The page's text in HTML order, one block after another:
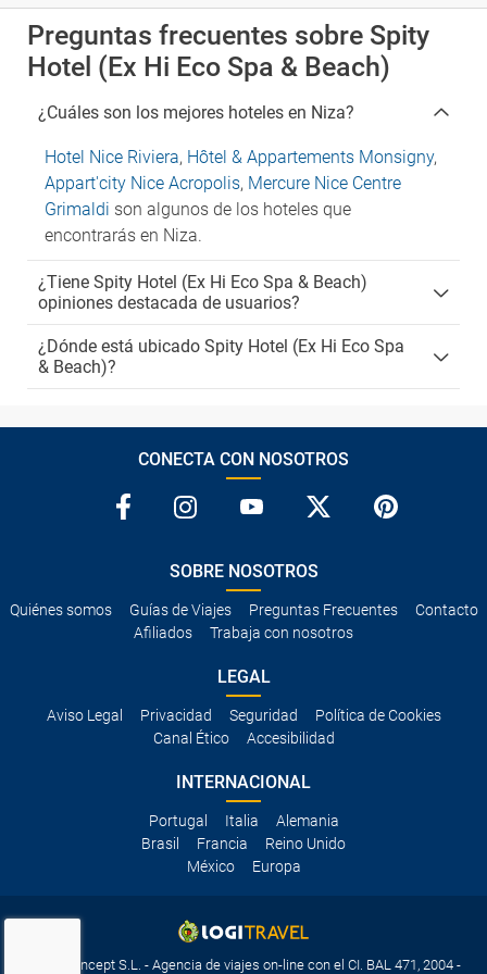
Preguntas frecuentes sobre Spity
Hotel (Ex Hi Eco Spa & Beach)
¿Cuáles son los mejores hoteles en Niza?
Hotel Nice Riviera, Hôtel & Appartements Monsigny,
Appart'city Nice Acropolis, Mercure Nice Centre
Grimaldi son algunos de los hoteles que
encontrarás en Niza.
¿Tiene Spity Hotel (Ex Hi Eco Spa & Beach)
opiniones destacada de usuarios?
¿Dónde está ubicado Spity Hotel (Ex Hi Eco Spa
& Beach)?
CONECTA CON NOSOTROS
SOBRE NOSOTROS
Quiénes somos Guías de Viajes Preguntas Frecuentes
Contacto
Afiliados
Trabaja con nosotros
LEGAL
Aviso Legal Privacidad Seguridad
Política de Cookies
Canal Ético
Accesibilidad
INTERNACIONAL
Portugal Italia
Alemania
Brasil
Francia
Reino Unido
México
Europa
Travelconcept S.L. - Agencia de viajes on-line con el CI. BAL 471, 2004 -